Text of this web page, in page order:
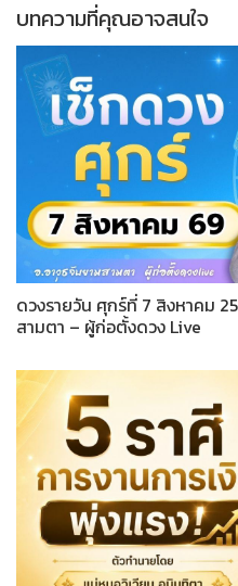
บทความที่คุณอาจสนใจ
ดวงรายวัน ศุกร์ที่ 7 สิงหาคม
สามตา – ผู้ก่อตั้งดวง Live